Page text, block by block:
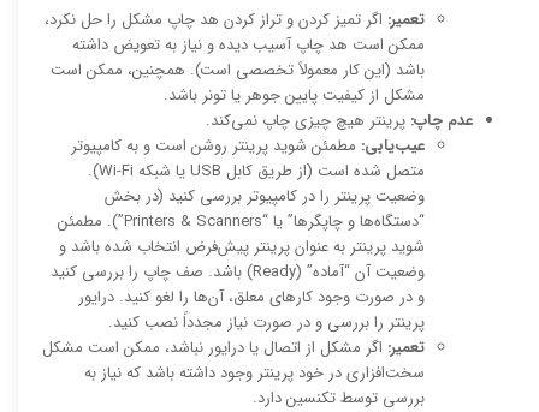
تعمیر: اگر تمیز کردن و تراز کردن هد چاپ مشکل را حل نکرد،
ممکن است هد چاپ آسیب دیده و نیاز به تعویض داشته
باشد (این کار معمولاً تخصصی است). همچنین، ممکن است
مشکل از کیفیت پایین جوهر یا تونر باشد.
عدم چاپ: پرینتر هیچ چیزی چاپ نمی‌کند.
عیب‌یابی: مطمئن شوید پرینتر روشن است و به کامپیوتر
متصل شده است (از طریق کابل USB یا شبکه Wi-Fi).
وضعیت پرینتر را در کامپیوتر بررسی کنید (در بخش
“دستگاه‌ها و چاپگرها” یا “Printers & Scanners”). مطمئن
شوید پرینتر به عنوان پرینتر پیش‌فرض انتخاب شده باشد و
وضعیت آن “آماده” (Ready) باشد. صف چاپ را بررسی کنید
و در صورت وجود کارهای معلق، آن‌ها را لغو کنید. درایور
پرینتر را بررسی و در صورت نیاز مجدداً نصب کنید.
تعمیر: اگر مشکل از اتصال یا درایور نباشد، ممکن است مشکل
سخت‌افزاری در خود پرینتر وجود داشته باشد که نیاز به
بررسی توسط تکنسین دارد.